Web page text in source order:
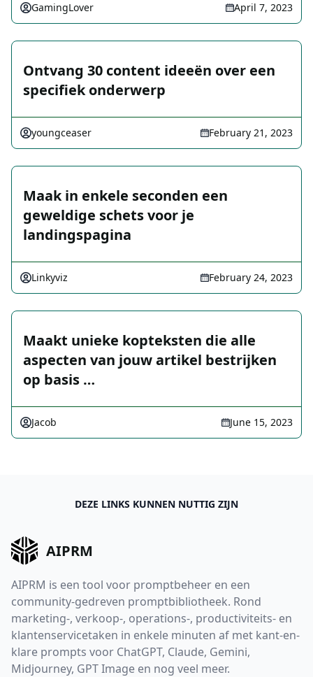
GamingLover April 7, 2023
Ontvang 30 content ideeën over een
specifiek onderwerp
youngceaser February 21, 2023
Maak in enkele seconden een
geweldige schets voor je
landingspagina
Linkyviz February 24, 2023
Maakt unieke kopteksten die alle
aspecten van jouw artikel bestrijken
op basis …
Jacob June 15, 2023
DEZE LINKS KUNNEN NUTTIG ZIJN
AIPRM
AIPRM is een tool voor promptbeheer en een
community-gedreven promptbibliotheek. Rond
marketing-, verkoop-, operations-, productiviteits- en
klantenservicetaken in enkele minuten af met kant-en-
klare prompts voor ChatGPT, Claude, Gemini,
Midjourney, GPT Image en nog veel meer.